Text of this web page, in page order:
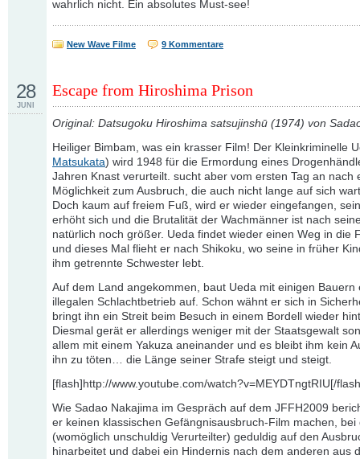
wahrlich nicht. Ein absolutes Must-see!
New Wave Filme 9 Kommentare
Escape from Hiroshima Prison
28
JUNI
Original: Datsugoku Hiroshima satsujinshū (1974) von
Heiliger Bimbam, was ein krasser Film! Der Kleinkriminelle
Matsukata) wird 1948 für die Ermordung eines
Jahren Knast verurteilt. sucht aber vom ersten Tag an nach
Möglichkeit zum Ausbruch, die auch nicht lange auf sich
Doch kaum auf freiem Fuß, wird er wieder eingefangen,
erhöht sich und die Brutalität der Wachmänner ist nach
natürlich noch größer. Ueda findet wieder einen Weg in die
und dieses Mal flieht er nach Shikoku, wo seine in früher
ihm getrennte Schwester lebt.
Auf dem Land angekommen, baut Ueda mit einigen Bauern
illegalen Schlachtbetrieb auf. Schon wähnt er sich in
bringt ihn ein Streit beim Besuch in einem Bordell wieder
Diesmal gerät er allerdings weniger mit der Staatsgewalt
allem mit einem Yakuza aneinander und es bleibt ihm kein
ihn zu töten… die Länge seiner Strafe steigt und steigt.
[flash]http://www.youtube.com/watch?v=MEYDTngtRIU[/
Wie Sadao Nakajima im Gespräch auf dem JFFH2009
er keinen klassischen Gefängnisausbruch-Film machen, bei
(womöglich unschuldig Verurteilter) geduldig auf den
hinarbeitet und dabei ein Hindernis nach dem anderen aus